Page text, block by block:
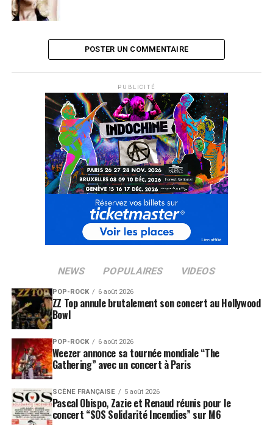
POSTER UN COMMENTAIRE
PUBLICITÉ
NEWS POPULAIRES VIDEOS
POP-ROCK 6 août 2026
ZZ Top annule brutalement son concert au Hollywood
Bowl
POP-ROCK 6 août 2026
Weezer annonce sa tournée mondiale “The
Gathering” avec un concert à Paris
SCÈNE FRANÇAISE 5 août 2026
Pascal Obispo, Zazie et Renaud réunis pour le
concert “SOS Solidarité Incendies” sur M6